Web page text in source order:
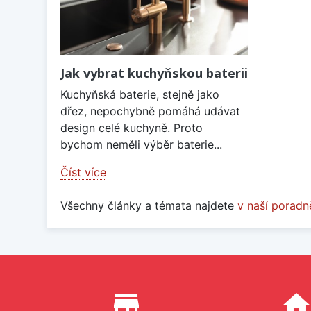
Jak vybrat kuchyňskou baterii
Kuchyňská baterie, stejně jako
dřez, nepochybně pomáhá udávat
design celé kuchyně. Proto
bychom neměli výběr baterie...
Číst více
Všechny články a témata najdete v naší
Proč nakupovat u nás?